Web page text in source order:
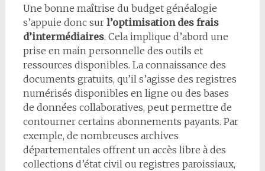
Une bonne maîtrise du budget généalogie
s’appuie donc sur l’optimisation des frais
d’intermédiaires. Cela implique d’abord une
prise en main personnelle des outils et
ressources disponibles. La connaissance des
documents gratuits, qu’il s’agisse des registres
numérisés disponibles en ligne ou des bases
de données collaboratives, peut permettre de
contourner certains abonnements payants. Par
exemple, de nombreuses archives
départementales offrent un accès libre à des
collections d’état civil ou registres paroissiaux,